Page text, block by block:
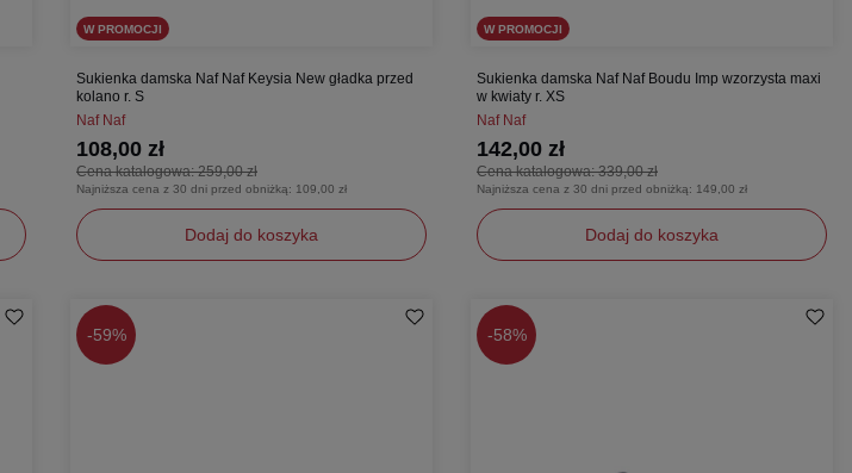
W PROMOCJI
Sukienka damska Naf Naf Keysia New gładka przed
kolano r. S
Naf Naf
Cena katalogowa:259,00 zł
108,00 zł
Najniższa cena z 30 dni przed obniżką: 109,00 zł
Dodaj do koszyka
S
W PROMOCJI
Sukienka damska Naf Naf Boudu Imp wzorzysta maxi
w kwiaty r. XS
Naf Naf
Cena katalogowa:339,00 zł
142,00 zł
Najniższa cena z 30 dni przed obniżką: 149,00 zł
Dodaj do koszyka
XS
-59% -58%